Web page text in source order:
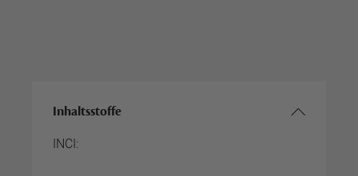
Inhaltsstoffe
INCI: